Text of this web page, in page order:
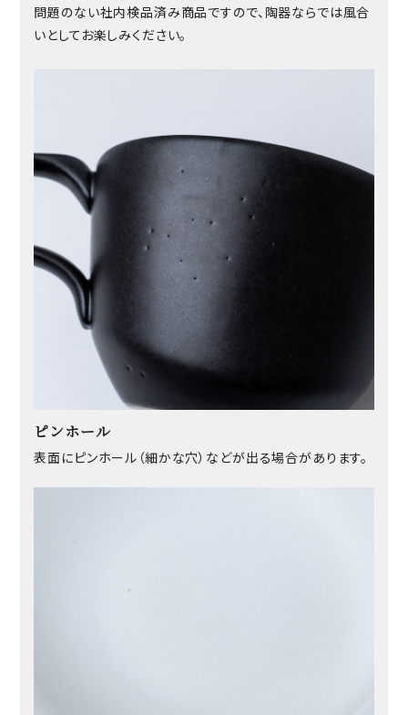
問題のない社内検品済み商品ですので、陶器ならでは風合
いとしてお楽しみください。
ピンホール
表面にピンホール（細かな穴）などが出る場合があります。